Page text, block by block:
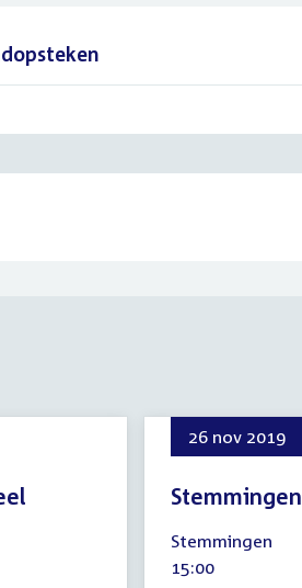
26 nov 2019
Stemmingen
november
2019
Stemmingen
Tijd
15:00